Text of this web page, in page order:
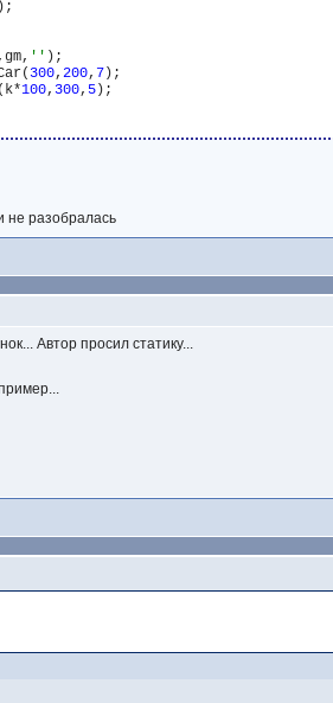
'' );
300,200, 7 );
100, 300, 5 );
не разобралась
Автор просил статику...